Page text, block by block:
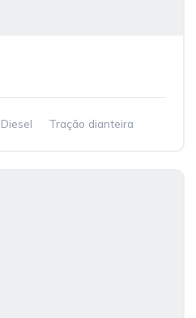
Diesel Tração dianteira